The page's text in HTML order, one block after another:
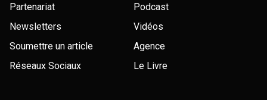
Partenariat
Newsletters
Soumettre un article
Réseaux Sociaux
Podcast
Vidéos
Agence
Le Livre